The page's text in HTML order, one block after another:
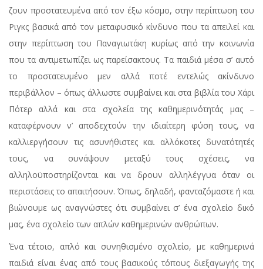
ζουν προστατευμένα από τον έξω κόσμο, στην περίπτωση του
Ριγκς βασικά από τον μεταφυσικό κίνδυνο που τα απειλεί και
στην περίπτωση του Παναγιωτάκη κυρίως από την κοινωνία
που τα αντιμετωπίζει ως παρείσακτους. Τα παιδιά μέσα σ’ αυτό
το προστατευμένο μεν αλλά ποτέ εντελώς ακίνδυνο
περιβάλλον – όπως άλλωστε συμβαίνει και στα βιβλία του Χάρι
Πότερ αλλά και στα σχολεία της καθημερινότητάς μας –
καταφέρνουν ν’ αποδεχτούν την ιδιαίτερη φύση τους, να
καλλιεργήσουν τις ασυνήθιστες και αλλόκοτες δυνατότητές
τους, να συνάψουν μεταξύ τους σχέσεις, να
αλληλοϋποστηρίζονται και να δρουν αλληλέγγυα όταν οι
περιστάσεις το απαιτήσουν. Όπως, δηλαδή, φανταζόμαστε ή και
βιώνουμε ως αναγνώστες ότι συμβαίνει σ’ ένα σχολείο δικό
μας, ένα σχολείο των απλών καθημερινών ανθρώπων.
Ένα τέτοιο, απλό και συνηθισμένο σχολείο, με καθημερινά
παιδιά είναι ένας από τους βασικούς τόπους διεξαγωγής της